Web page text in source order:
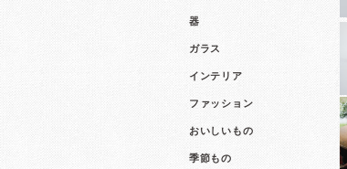
器
ガラス
インテリア
ファッション
おいしいもの
季節もの